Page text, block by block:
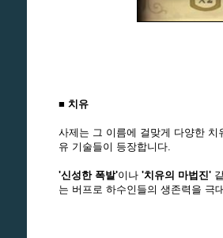
■ 치유
사제는 그 이름에 걸맞게 다양한
유 기술들이 등장합니다.
'신성한 폭발'이나 '치유의 마법진'
는 버프로 하수인들의 생존력을 극